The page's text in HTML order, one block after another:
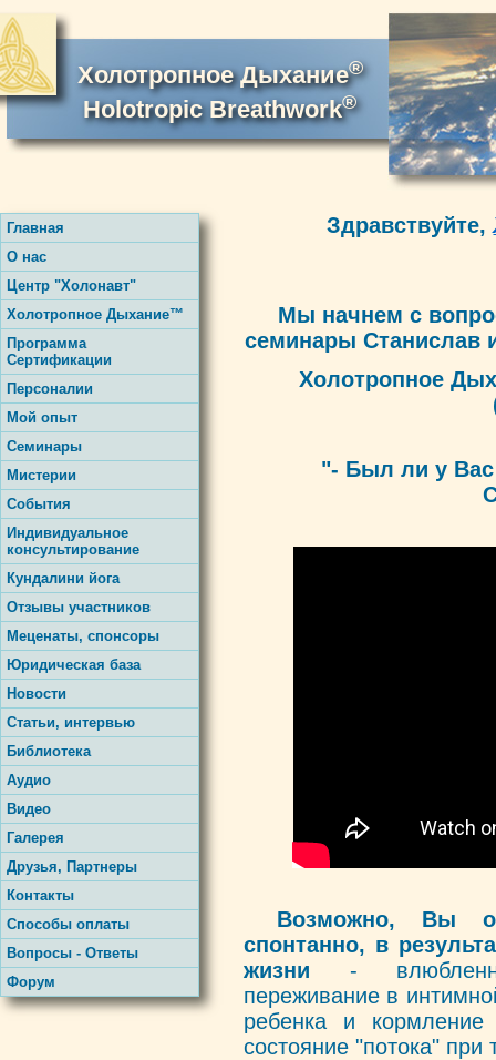
Холотропное Дыхание®
Holotropic Breathwork®
Здравствуйте,
Мы начнем с
семинары Станислав
Холотропное
"- Был ли у
Возможно, Вы
спонтанно, в
жизни -
переживание в
ребенка и
состояние "потока" при
Главная
О нас
Центр "Холонавт"
Холотропное Дыхание™
Программа
Сертификации
Персоналии
Мой опыт
Семинары
Мистерии
События
Индивидуальное
консультирование
Кундалини йога
Отзывы участников
Меценаты, спонсоры
Юридическая база
Новости
Статьи, интервью
Библиотека
Аудио
Видео
Галерея
Друзья, Партнеры
Контакты
Способы оплаты
Вопросы - Ответы
Форум